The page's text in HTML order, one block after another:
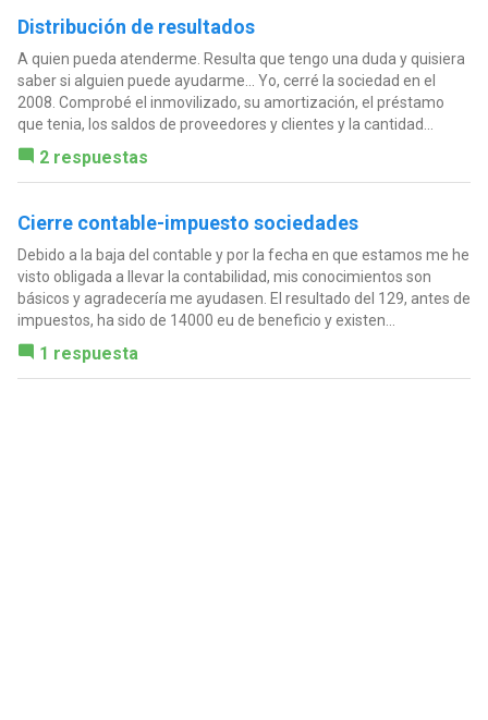
Distribución de resultados
A quien pueda atenderme. Resulta que tengo una duda y quisiera
saber si alguien puede ayudarme... Yo, cerré la sociedad en el
2008. Comprobé el inmovilizado, su amortización, el préstamo
que tenia, los saldos de proveedores y clientes y la cantidad...
2 respuestas
Cierre contable-impuesto sociedades
Debido a la baja del contable y por la fecha en que estamos me he
visto obligada a llevar la contabilidad, mis conocimientos son
básicos y agradecería me ayudasen. El resultado del 129, antes de
impuestos, ha sido de 14000 eu de beneficio y existen...
1 respuesta